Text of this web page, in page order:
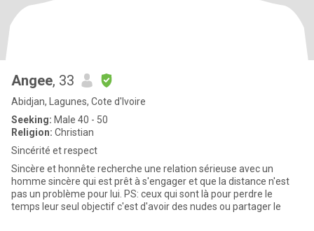
Angee, 33
Abidjan, Lagunes, Cote d'Ivoire
Seeking: Male 40 - 50
Religion: Christian
Sincérité et respect
Sincère et honnête recherche une relation sérieuse avec un
homme sincère qui est prêt à s'engager et que la distance n'est
pas un problème pour lui. PS: ceux qui sont là pour perdre le
temps leur seul objectif c'est d'avoir des nudes ou partager le